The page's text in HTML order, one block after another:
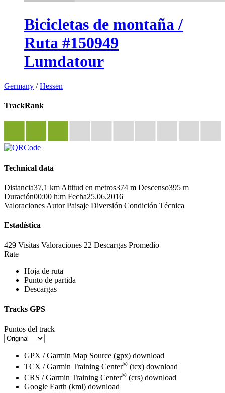
Bicicletas de montaña /
Ruta #150949
Lumdatour
Germany /Hessen
TrackRank
Technical data
Distancia37,1 km Altitud en metros374 m Descenso395 m
Duración00:00 h:m Fecha25.06.2016
Valoraciones Autor Paisaje Diversión Condición Técnica
Estadística
429 Visitas Valoraciones 22 Descargas Promedio
Rate
Hoja de ruta
Punto de partida
Descargas
Tracks GPS
Puntos del track
GPX / Garmin Map Source (gpx) download
TCX / Garmin Training Center® (tcx) download
CRS / Garmin Training Center® (crs) download
Google Earth (kml) download